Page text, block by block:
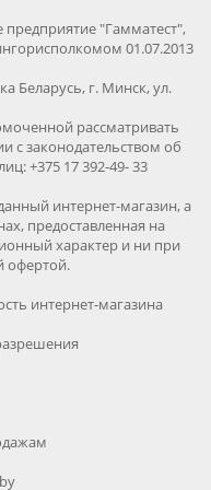
"Гамматест",
01.07.2013
Беларусь, г. Минск, ул.
рассматривать
с законодательством об
+375 17 392-49- 33
интернет-магазин, а
предоставленная на
характер и ни при
офертой.
интернет-магазина